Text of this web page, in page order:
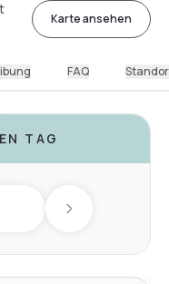
Karte ansehen
FAQ
TAG
Next day